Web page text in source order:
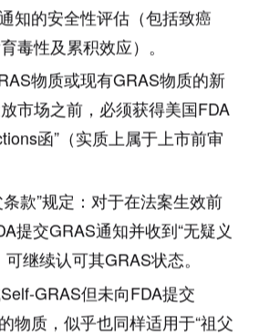
知的安全性评估（包括致癌
毒性及累积效应）。
物质或现有GRAS物质的新
市场之前，必须获得美国FDA
函”（实质上属于上市前审
款”规定：对于在法案生效前
提交GRAS通知并收到“无疑义
可继续认可其GRAS状态。
GRAS但未向FDA提交
物质，似乎也同样适用于“祖父